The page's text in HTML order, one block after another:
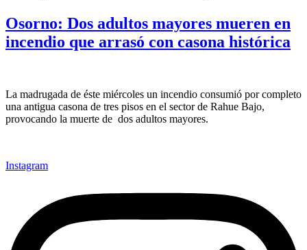
Osorno: Dos adultos mayores mueren en
incendio que arrasó con casona histórica
La madrugada de éste miércoles un incendio consumió por completo
una antigua casona de tres pisos en el sector de Rahue Bajo,
provocando la muerte de dos adultos mayores.
Instagram